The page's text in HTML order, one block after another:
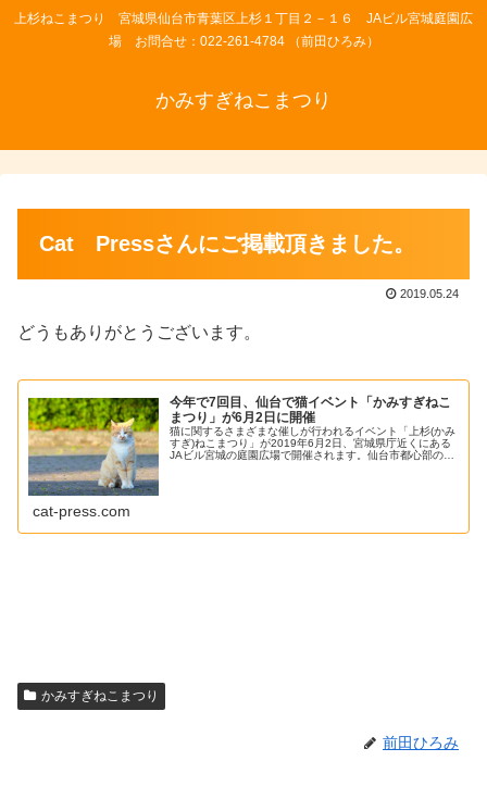
上杉ねこまつり 宮城県仙台市青葉区上杉１丁目２－１６ JAビル宮城庭園広
場 お問合せ：022-261-4784 （前田ひろみ）
かみすぎねこまつり
Cat Pressさんにご掲載頂きました。
2019.05.24
どうもありがとうございます。
今年で7回目、仙台で猫イベント「かみすぎねこ
まつり」が6月2日に開催
猫に関するさまざまな催しが行われるイベント「上杉(かみ
すぎ)ねこまつり」が2019年6月2日、宮城県庁近くにある
JAビル宮城の庭園広場で開催されます。仙台市都心部の北
cat-press.com
かみすぎねこまつり
前田ひろみ